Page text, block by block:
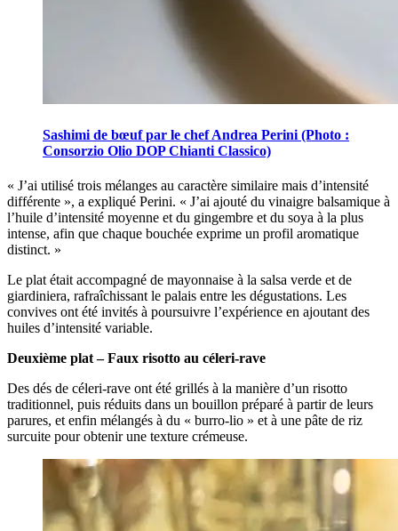
Sashimi de bœuf par le chef Andrea Perini (Photo :
Consorzio Olio DOP Chianti Classico)
« J’ai utilisé trois mélanges au car­actère sim­ilaire mais d’inten­sité
diffé­rente », a expli­qué Perini. « J’ai ajou­té du vinaigre bal­sa­mique à
l’huile d’inten­sité moyenne et du gingembre et du soya à la plus
intense, afin que chaque bouchée exprime un profil aro­matique
distinc­t. »
Le plat était accompagné de mayonnaise à la salsa verde et de
giardiniera, rafraîchissant le palais entre les dégustations. Les
convives ont été invités à poursuivre l’expérience en ajoutant des
huiles d’intensité variable.
Deuxième plat – Faux risotto au céleri-rave
Des dés de céleri-rave ont été grillés à la manière d’un risotto
traditionnel, puis réduits dans un bouillon préparé à partir de leurs
parures, et enfin mélangés à du « burro-lio » et à une pâte de riz
surcuite pour obtenir une texture crémeuse.